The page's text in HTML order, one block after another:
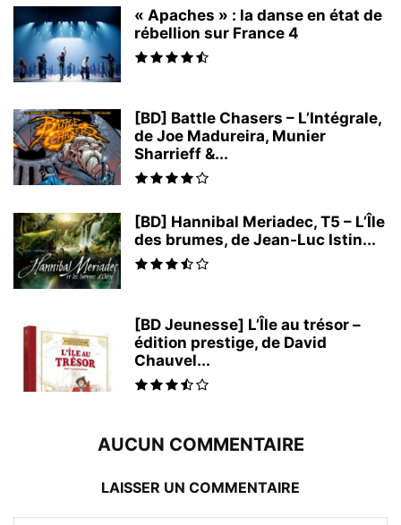
« Apaches » : la danse en état de
rébellion sur France 4
[BD] Battle Chasers – L’Intégrale,
de Joe Madureira, Munier
Sharrieff &...
[BD] Hannibal Meriadec, T5 – L’Île
des brumes, de Jean-Luc Istin...
[BD Jeunesse] L’Île au trésor –
édition prestige, de David
Chauvel...
AUCUN COMMENTAIRE
LAISSER UN COMMENTAIRE